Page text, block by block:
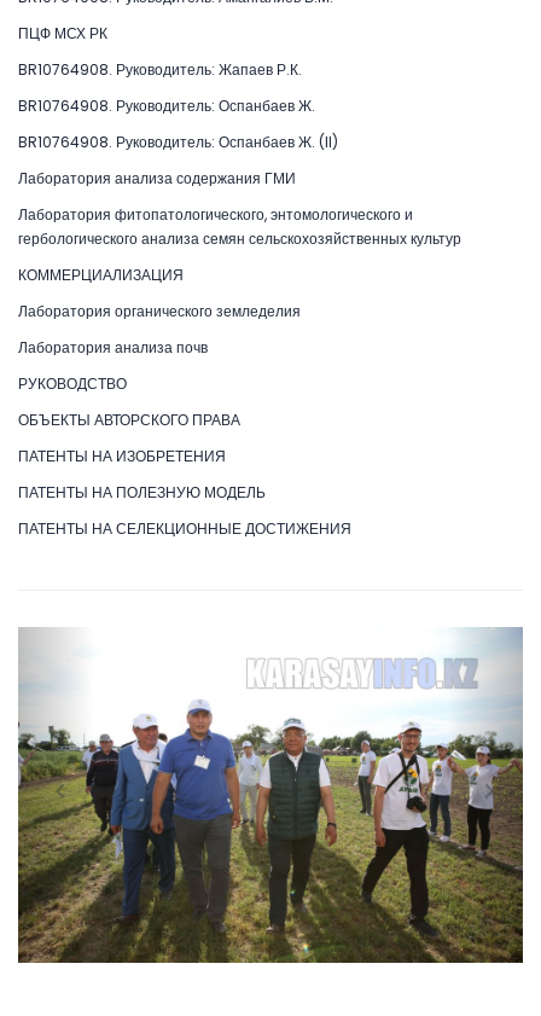
ПЦФ МСХ РК
BR10764908. Руководитель: Жапаев Р.К.
BR10764908. Руководитель: Оспанбаев Ж.
BR10764908. Руководитель: Оспанбаев Ж. (II)
Лаборатория анализа содержания ГМИ
Лаборатория фитопатологического, энтомологического и
гербологического анализа семян сельскохозяйственных культур
КОММЕРЦИАЛИЗАЦИЯ
Лаборатория органического земледелия
Лаборатория анализа почв
РУКОВОДСТВО
ОБЪЕКТЫ АВТОРСКОГО ПРАВА
ПАТЕНТЫ НА ИЗОБРЕТЕНИЯ
ПАТЕНТЫ НА ПОЛЕЗНУЮ МОДЕЛЬ
ПАТЕНТЫ НА СЕЛЕКЦИОННЫЕ ДОСТИЖЕНИЯ
Previous Next